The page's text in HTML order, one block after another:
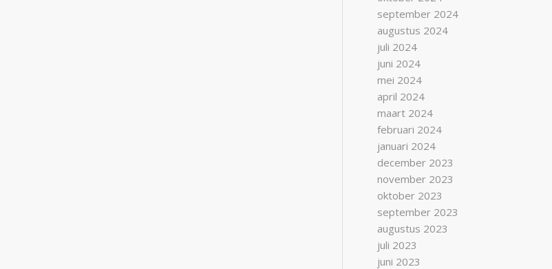
september 2024
augustus 2024
juli 2024
juni 2024
mei 2024
april 2024
maart 2024
februari 2024
januari 2024
december 2023
november 2023
oktober 2023
september 2023
augustus 2023
juli 2023
juni 2023